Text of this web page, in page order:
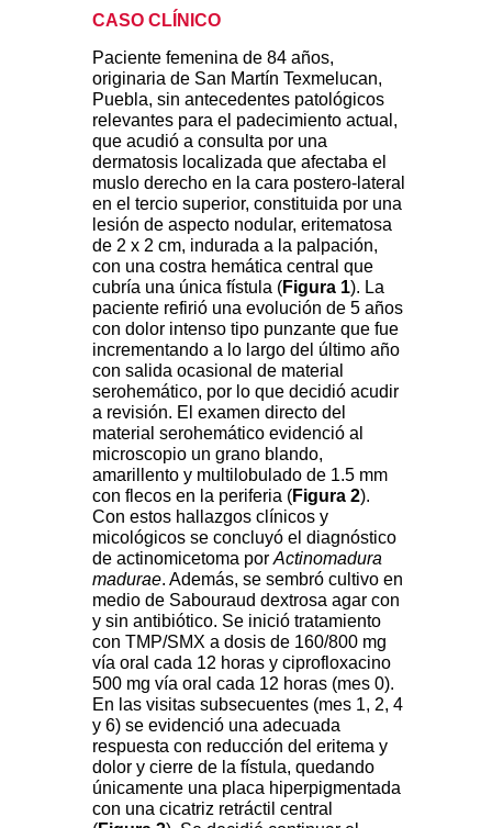
CASO CLÍNICO
Paciente femenina de 84 años,
originaria de San Martín Texmelucan,
Puebla, sin antecedentes patológicos
relevantes para el padecimiento actual,
que acudió a consulta por una
dermatosis localizada que afectaba el
muslo derecho en la cara postero-lateral
en el tercio superior, constituida por una
lesión de aspecto nodular, eritematosa
de 2 x 2 cm, indurada a la palpación,
con una costra hemática central que
cubría una única fístula (Figura 1). La
paciente refirió una evolución de 5 años
con dolor intenso tipo punzante que fue
incrementando a lo largo del último año
con salida ocasional de material
serohemático, por lo que decidió acudir
a revisión. El examen directo del
material serohemático evidenció al
microscopio un grano blando,
amarillento y multilobulado de 1.5 mm
con flecos en la periferia (Figura 2).
Con estos hallazgos clínicos y
micológicos se concluyó el diagnóstico
de actinomicetoma por Actinomadura
madurae. Además, se sembró cultivo en
medio de Sabouraud dextrosa agar con
y sin antibiótico. Se inició tratamiento
con TMP/SMX a dosis de 160/800 mg
vía oral cada 12 horas y ciprofloxacino
500 mg vía oral cada 12 horas (mes 0).
En las visitas subsecuentes (mes 1, 2, 4
y 6) se evidenció una adecuada
respuesta con reducción del eritema y
dolor y cierre de la fístula, quedando
únicamente una placa hiperpigmentada
con una cicatriz retráctil central